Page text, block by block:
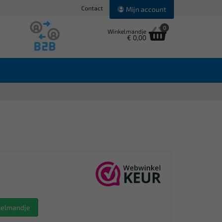
Contact Mijn account
Winkelmandje
€ 0,00
0